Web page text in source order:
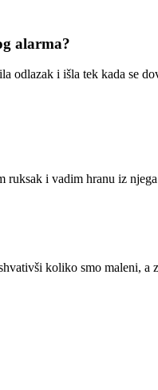
alarma?
odlazak i išla tek kada se
ruksak i vadim hranu iz
koliko smo maleni,